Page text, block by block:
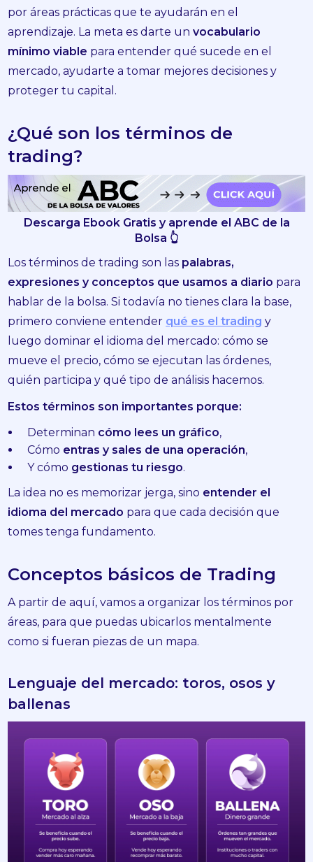
por áreas prácticas que te ayudarán en el
aprendizaje. La meta es darte unvocabulario
mínimo viable para entender qué sucede en el
mercado, ayudarte a tomar mejores decisiones y
proteger tu capital.
¿Qué son los términos de
trading?
Descarga Ebook Gratis y aprende el ABC de la
Bolsa 👆
Los términos de trading son las palabras,
expresiones y conceptos que usamos a diario para
hablar de la bolsa. Si todavía no tienes clara la base,
primero conviene entender qué es el trading y
luego dominar el idioma del mercado: cómo se
mueve el precio, cómo se ejecutan las órdenes,
quién participa y qué tipo de análisis hacemos.
Estos términos son importantes porque:
Determinan cómo lees un gráfico,
Cómo entras y sales de una operación,
Y cómo gestionas tu riesgo.
La idea no es memorizar jerga, sino entender el
idioma del mercado para que cada decisión que
tomes tenga fundamento.
Conceptos básicos de Trading
A partir de aquí, vamos a organizar los términos por
áreas, para que puedas ubicarlos mentalmente
como si fueran piezas de un mapa.
Lenguaje del mercado: toros, osos y
ballenas